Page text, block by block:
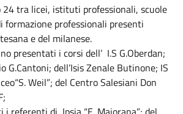
24 tra licei, istituti professionali, scuole
formazione professionali presenti
e del milanese.
presentati i corsi dell’ I.S G.Oberdan;
G.Cantoni; dell’Isis Zenale Butinone; IS
Weil”; del Centro Salesiani Don